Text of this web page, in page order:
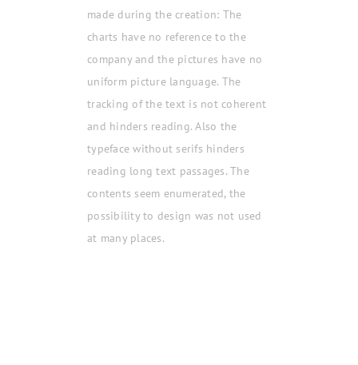
made during the creation: The
charts have no reference to the
company and the pictures have no
uniform picture language. The
tracking of the text is not coherent
and hinders reading. Also the
typeface without serifs hinders
reading long text passages. The
contents seem enumerated, the
possibility to design was not used
at many places.